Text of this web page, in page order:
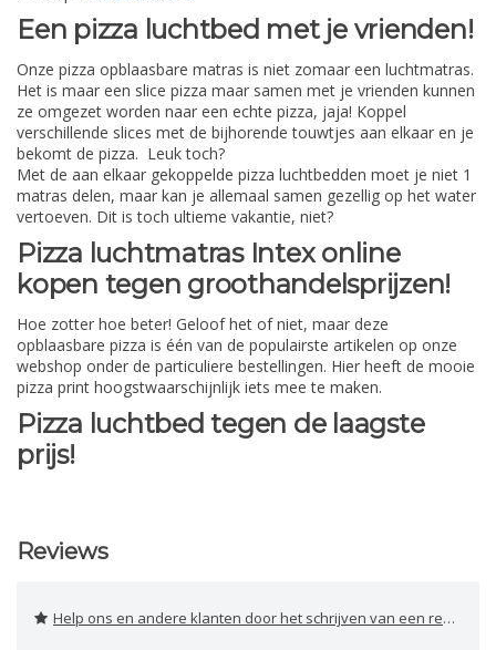
Een pizza luchtbed met je vrienden!
Onze pizza opblaasbare matras is niet zomaar een luchtmatras.
Het is maar een slice pizza maar samen met je vrienden kunnen
ze omgezet worden naar een echte pizza, jaja! Koppel
verschillende slices met de bijhorende touwtjes aan elkaar en je
bekomt de pizza. Leuk toch?
Met de aan elkaar gekoppelde pizza luchtbedden moet je niet 1
matras delen, maar kan je allemaal samen gezellig op het water
vertoeven. Dit is toch ultieme vakantie, niet?
Pizza luchtmatras Intex online
kopen tegen groothandelsprijzen!
Hoe zotter hoe beter! Geloof het of niet, maar deze
opblaasbare pizza is één van de populairste artikelen op onze
webshop onder de particuliere bestellingen. Hier heeft de mooie
pizza print hoogstwaarschijnlijk iets mee te maken.
Pizza luchtbed tegen de laagste
prijs!
Reviews
Help ons en andere klanten door het schrijven van een review